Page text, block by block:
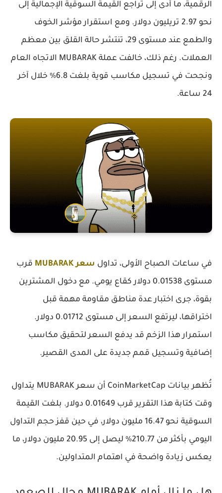
الرقمية، ما أدى إلى تراجع القيمة السوقية الإجمالية إلى
نحو 2.97 تريليون دولار. ومع استقرار مؤشر الخوف
والطمع عند مستوى 29، تنتشر حالة القلق بين معظم
العملات. رغم ذلك، خالفت عملة MUBARAK الاتجاه العام
ونجحت في تسجيل مكاسب قوية بلغت 6.8% خلال آخر
24 ساعة.
في ساعات الصباح الأولى، تداول سعر MUBARAK
قرب
مستوى 0.01538 دولار كقاع يومي. مع دخول المشترين
بقوة، جرى اختبار عدة مناطق مقاومة مهمة قبل
اختراقها، ليرتفع السعر إلى مستوى 0.01712 دولار.
استمرار هذا الزخم قد يدفع السعر لتحقيق مكاسب
إضافية وتسجيل قمم جديدة على المدى القصير.
تُظهر بيانات CoinMarketCap أن سعر MUBARAK يتداول
وقت كتابة هذا التقرير قرب 0.01649 دولار. بلغت القيمة
السوقية نحو 16.47 مليون دولار، في حين قفز حجم التداول
اليومي بأكثر من 210.77% ليصل إلى 20.95 مليون دولار، ما
يعكس زيادة واضحة في اهتمام المتداولين.